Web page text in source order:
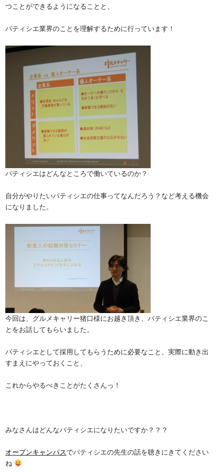
つことができるようになることと、
パティシエ業界のことを理解するために行っています！
パティシエはどんなところで働いているのか？
自分がやりたいパティシエの仕事ってなんだろう？など考える機会
になりました。
今回は、グルメキャリー猪口様にお越き頂き、パティシエ業界のこ
とをお話してもらいました。
パティシエとして採用してもらうために必要なこと、実際に動き出
すまえにやっておくこと、
これからやるべきことがたくさんっ！
みなさんはどんなパティシエになりたいですか？？？
オープンキャンパスでパティシエの先生の話を聴きにきてください
ね